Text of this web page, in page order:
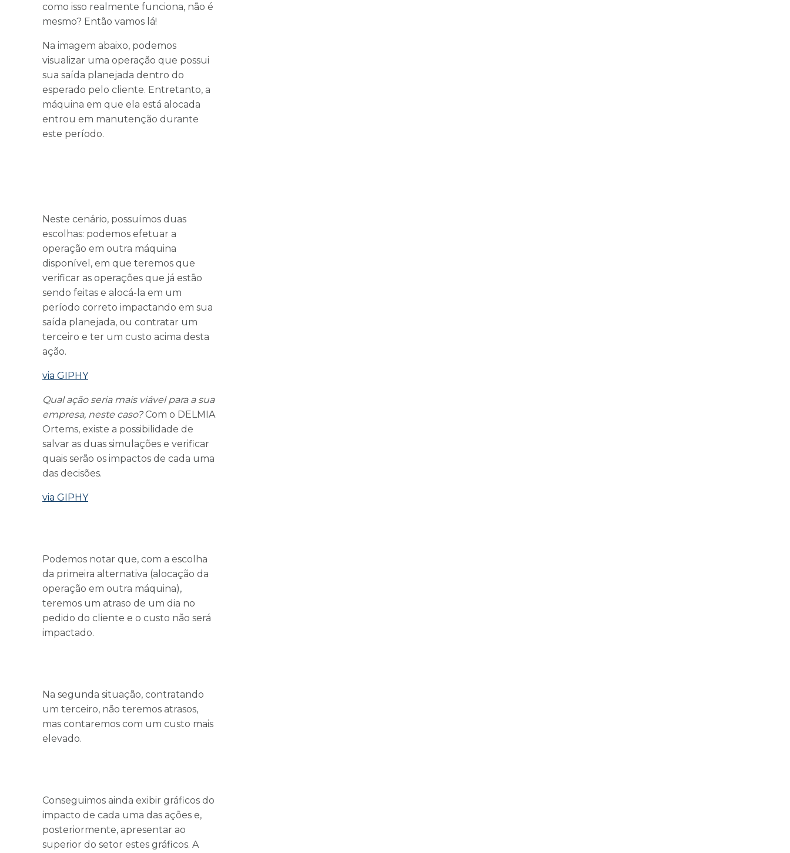
como isso realmente funciona, não é
mesmo? Então vamos lá!
Na imagem abaixo, podemos
visualizar uma operação que possui
sua saída planejada dentro do
esperado pelo cliente. Entretanto, a
máquina em que ela está alocada
entrou em manutenção durante
este período.
Neste cenário, possuímos duas
escolhas: podemos efetuar a
operação em outra máquina
disponível, em que teremos que
verificar as operações que já estão
sendo feitas e alocá-la em um
período correto impactando em sua
saída planejada, ou contratar um
terceiro e ter um custo acima desta
ação.
via GIPHY
Qual ação seria mais viável para a sua
empresa, neste caso? Com o DELMIA
Ortems, existe a possibilidade de
salvar as duas simulações e verificar
quais serão os impactos de cada uma
das decisões.
via GIPHY
Podemos notar que, com a escolha
da primeira alternativa (alocação da
operação em outra máquina),
teremos um atraso de um dia no
pedido do cliente e o custo não será
impactado.
Na segunda situação, contratando
um terceiro, não teremos atrasos,
mas contaremos com um custo mais
elevado.
Conseguimos ainda exibir gráficos do
impacto de cada uma das ações e,
posteriormente, apresentar ao
superior do setor estes gráficos. A